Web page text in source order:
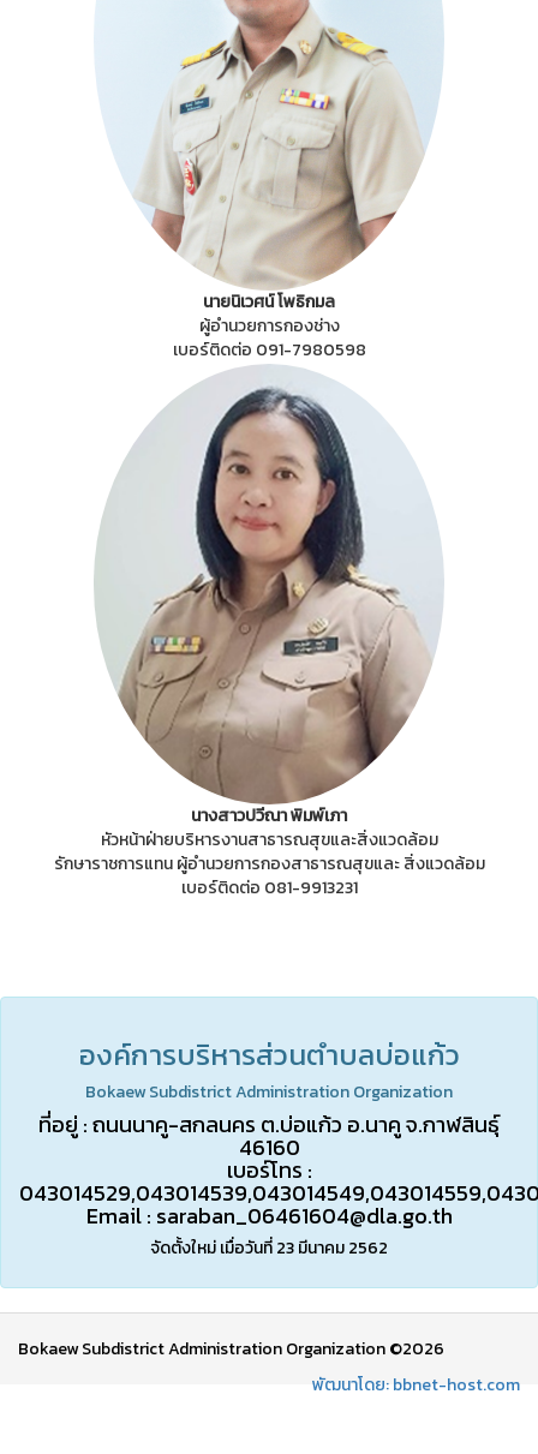
นายนิเวศน์ โพธิกมล
ผู้อำนวยการกองช่าง
เบอร์ติดต่อ 091-7980598
นางสาวปวีณา พิมพ์เภา
หัวหน้าฝ่ายบริหารงานสาธารณสุขและสิ่งแวดล้อม
รักษาราชการแทน ผู้อำนวยการกองสาธารณสุขและ สิ่งแวดล้อม
เบอร์ติดต่อ 081-9913231
องค์การบริหารส่วนตำบลบ่อแก้ว
Bokaew Subdistrict Administration Organization
ที่อยู่ : ถนนนาคู-สกลนคร ต.บ่อแก้ว อ.นาคู จ.กาฬสินธุ์
46160
เบอร์โทร :
Email : saraban_06461604@dla.go.th
จัดตั้งใหม่ เมื่อวันที่ 23 มีนาคม 2562
Bokaew Subdistrict Administration Organization ©2026
พัฒนาโดย: bbnet-host.com